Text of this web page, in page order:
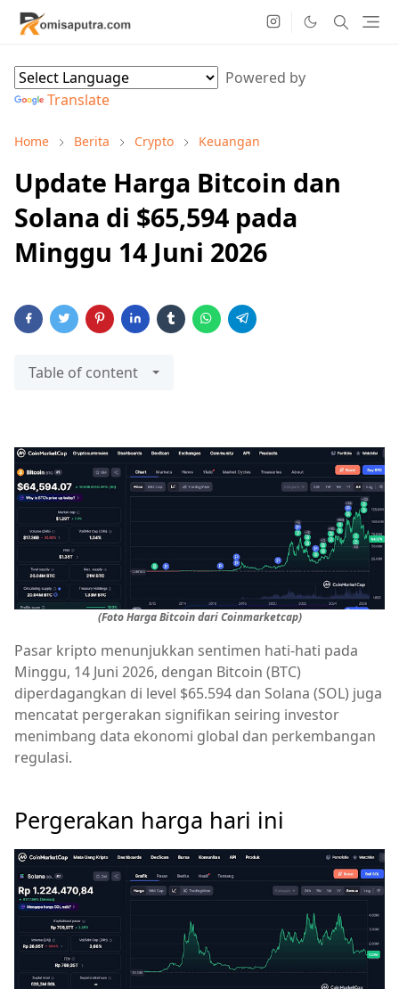
Powered by
Translate
Home Berita Crypto Keuangan
Update Harga Bitcoin dan
Solana di $65,594 pada
Minggu 14 Juni 2026
Table of content
(Foto Harga Bitcoin dari Coinmarketcap)
Pasar kripto menunjukkan sentimen hati‑hati pada
Minggu, 14 Juni 2026, dengan Bitcoin (BTC)
diperdagangkan di level $65.594 dan Solana (SOL) juga
mencatat pergerakan signifikan seiring investor
menimbang data ekonomi global dan perkembangan
regulasi.
Pergerakan harga hari ini